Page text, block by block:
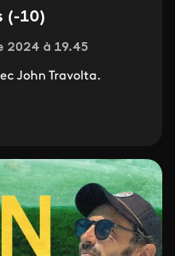
(-10)
2024 à 19.45
John Travolta.